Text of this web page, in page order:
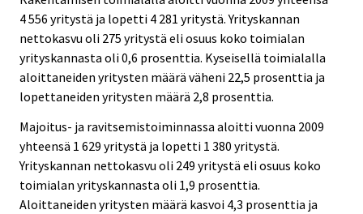
4 556 yritystä ja lopetti 4 281 yritystä. Yrityskannan
nettokasvu oli 275 yritystä eli osuus koko toimialan
yrityskannasta oli 0,6 prosenttia. Kyseisellä toimialalla
aloittaneiden yritysten määrä väheni 22,5 prosenttia ja
lopettaneiden yritysten määrä 2,8 prosenttia.
Majoitus- ja ravitsemistoiminnassa aloitti vuonna 2009
yhteensä 1 629 yritystä ja lopetti 1 380 yritystä.
Yrityskannan nettokasvu oli 249 yritystä eli osuus koko
toimialan yrityskannasta oli 1,9 prosenttia.
Aloittaneiden yritysten määrä kasvoi 4,3 prosenttia ja